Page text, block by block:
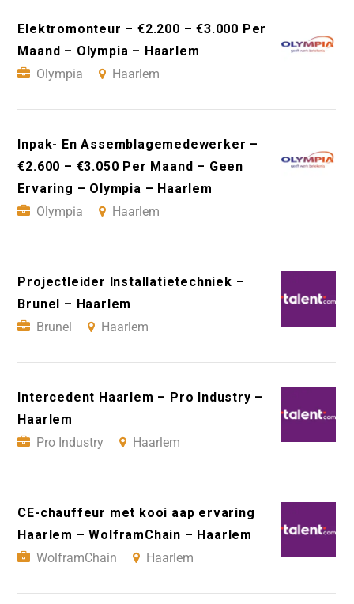
Elektromonteur – €2.200 – €3.000 Per
Maand – Olympia – Haarlem
Olympia
Haarlem
Inpak- En Assemblagemedewerker –
€2.600 – €3.050 Per Maand – Geen
Ervaring – Olympia – Haarlem
Olympia
Haarlem
Projectleider Installatietechniek –
Brunel – Haarlem
Brunel
Haarlem
Intercedent Haarlem – Pro Industry –
Haarlem
Pro Industry
Haarlem
CE-chauffeur met kooi aap ervaring
Haarlem – WolframChain – Haarlem
WolframChain
Haarlem